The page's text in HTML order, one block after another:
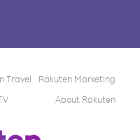
Travel
Rakuten Marketing
About Rakuten